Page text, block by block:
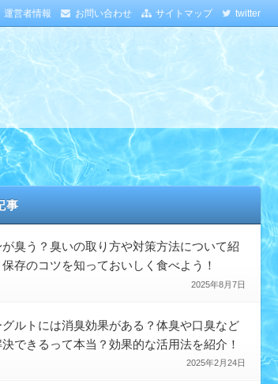
運営者情報 お問い合わせ サイトマップ twitter
事
臭う？臭いの取り方や対策方法について紹
存のコツを知っておいしく食べよう！
2025年8月7日
グルトには消臭効果がある？体臭や口臭など
決できるって本当？効果的な活用法を紹介！
2025年2月24日